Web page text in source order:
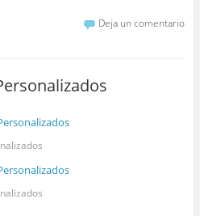
Deja un comentario